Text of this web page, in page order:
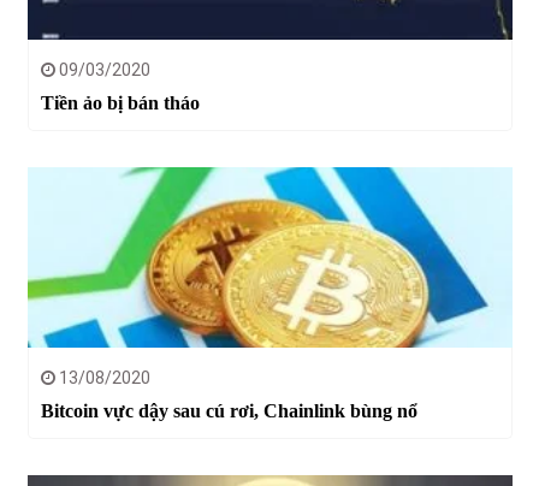
09/03/2020
Tiền ảo bị bán tháo
13/08/2020
Bitcoin vực dậy sau cú rơi, Chainlink bùng nổ